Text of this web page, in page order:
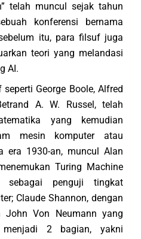
telah muncul sejak tahun
konferensi bernama
itu, para filsuf juga
teori yang melandasi
AI.
George Boole, Alfred
A. W. Russel, telah
yang kemudian
mesin komputer atau
era 1930-an, muncul Alan
Turing Machine
penguji tingkat
Claude Shannon, dengan
John Von Neumann yang
menjadi 2 bagian, yakni